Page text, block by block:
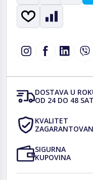
DOSTAVA U
OD 24 DO 48
KVALITET
ZAGARANTOVAN
SIGURNA
KUPOVINA